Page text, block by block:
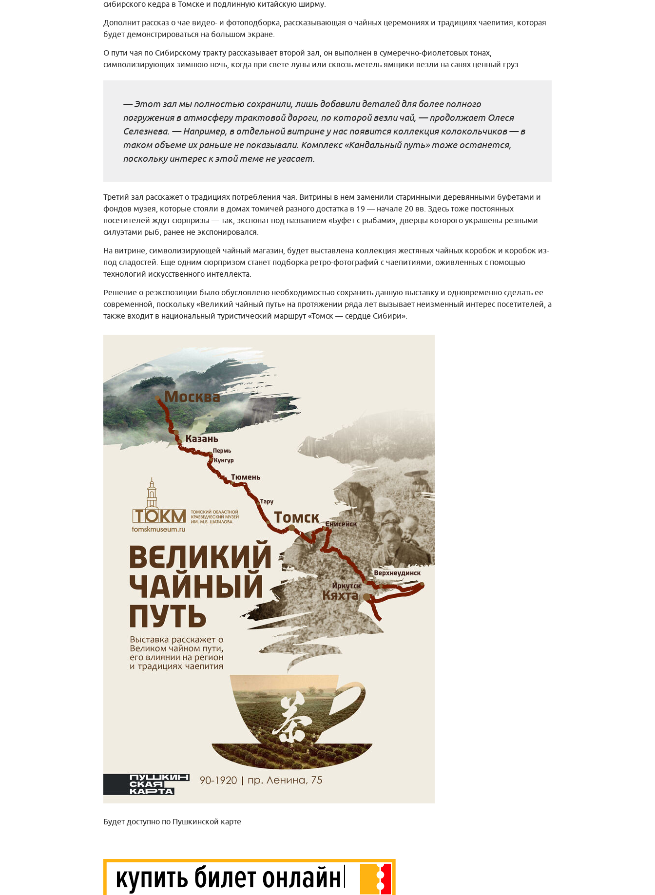
сибирского кедра в Томске и подлинную китайскую ширму.
Дополнит рассказ о чае видео- и фотоподборка, рассказывающая о чайных церемониях и традициях чаепития, которая
будет демонстрироваться на большом экране.
О пути чая по Сибирскому тракту рассказывает второй зал, он выполнен в сумеречно-фиолетовых тонах,
символизирующих зимнюю ночь, когда при свете луны или сквозь метель ямщики везли на санях ценный груз.
— Этот зал мы полностью сохранили, лишь добавили деталей для более полного
погружения в атмосферу трактовой дороги, по которой везли чай, — продолжает Олеся
Селезнева. — Например, в отдельной витрине у нас появится коллекция колокольчиков — в
таком объеме их раньше не показывали. Комплекс «Кандальный путь» тоже останется,
поскольку интерес к этой теме не угасает.
Третий зал расскажет о традициях потребления чая. Витрины в нем заменили старинными деревянными буфетами и
фондов музея, которые стояли в домах томичей разного достатка в 19 — начале 20 вв. Здесь тоже постоянных
посетителей ждут сюрпризы — так, экспонат под названием «Буфет с рыбами», дверцы которого украшены резными
силуэтами рыб, ранее не экспонировался.
На витрине, символизирующей чайный магазин, будет выставлена коллекция жестяных чайных коробок и коробок из-
под сладостей. Еще одним сюрпризом станет подборка ретро-фотографий с чаепитиями, оживленных с помощью
технологий искусственного интеллекта.
Решение о реэкспозиции было обусловлено необходимостью сохранить данную выставку и одновременно сделать ее
современной, поскольку «Великий чайный путь» на протяжении ряда лет вызывает неизменный интерес посетителей, а
также входит в национальный туристический маршрут «Томск — сердце Сибири».
Будет доступно по Пушкинской карте